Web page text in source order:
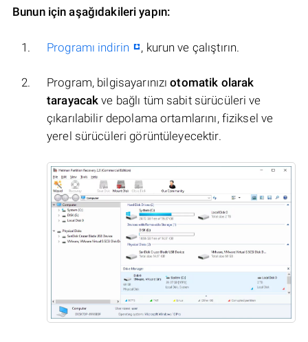
Bunun için aşağıdakileri yapın:
Programı indirin , kurun ve çalıştırın.
Program, bilgisayarınızıotomatik olarak
tarayacak ve bağlı tüm sabit sürücüleri ve
çıkarılabilir depolama ortamlarını, fiziksel ve
yerel sürücüleri görüntüleyecektir.